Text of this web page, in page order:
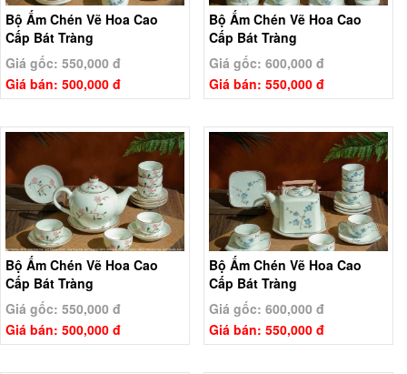
Bộ Ấm Chén Vẽ Hoa Cao
Cấp Bát Tràng
Giá gốc: 550,000 đ
Giá bán: 500,000 đ
Bộ Ấm Chén Vẽ Hoa Cao
Cấp Bát Tràng
Giá gốc: 600,000 đ
Giá bán: 550,000 đ
Bộ Ấm Chén Vẽ Hoa Cao
Cấp Bát Tràng
Giá gốc: 550,000 đ
Giá bán: 500,000 đ
Bộ Ấm Chén Vẽ Hoa Cao
Cấp Bát Tràng
Giá gốc: 600,000 đ
Giá bán: 550,000 đ